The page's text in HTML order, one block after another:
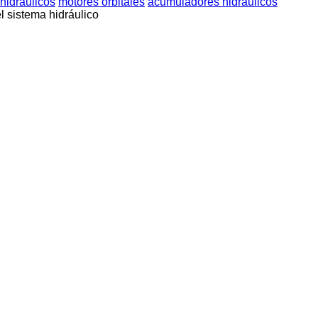
sistema hidráulico